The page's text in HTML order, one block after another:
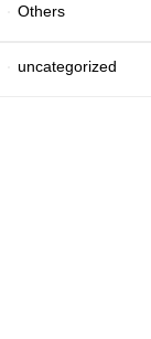
Others
uncategorized